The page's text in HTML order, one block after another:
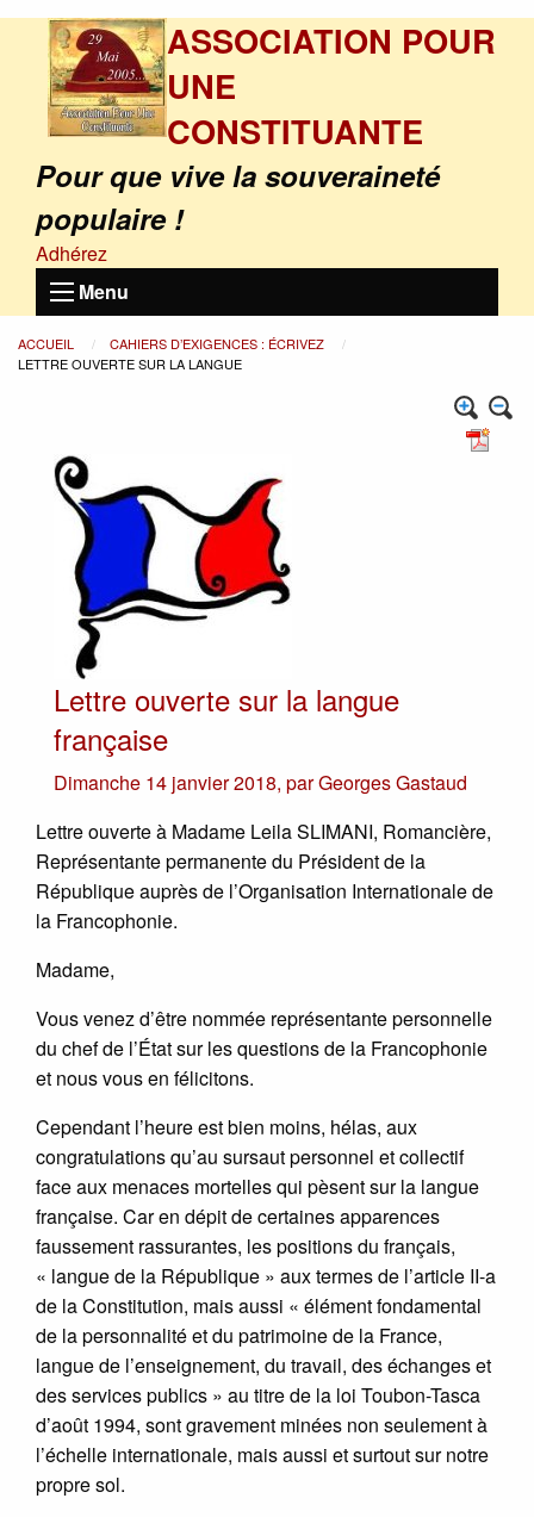
ASSOCIATION POUR
UNE
CONSTITUANTE
Pour que vive la souveraineté
populaire !
Adhérez
Menu
ACCUEIL
CAHIERS D’EXIGENCES : ÉCRIVEZ
LETTRE OUVERTE SUR LA LANGUE
Lettre ouverte sur la langue
française
Dimanche 14 janvier 2018, parGeorges Gastaud
Lettre ouverte à Madame Leila SLIMANI, Romancière,
Représentante permanente du Président de la
République auprès de l’Organisation Internationale de
la Francophonie.
Madame,
Vous venez d’être nommée représentante personnelle
du chef de l’État sur les questions de la Francophonie
et nous vous en félicitons.
Cependant l’heure est bien moins, hélas, aux
congratulations qu’au sursaut personnel et collectif
face aux menaces mortelles qui pèsent sur la langue
française. Car en dépit de certaines apparences
faussement rassurantes, les positions du français,
« langue de la République » aux termes de l’article II-a
de la Constitution, mais aussi « élément fondamental
de la personnalité et du patrimoine de la France,
langue de l’enseignement, du travail, des échanges et
des services publics » au titre de la loi Toubon-Tasca
d’août 1994, sont gravement minées non seulement à
l’échelle internationale, mais aussi et surtout sur notre
propre sol.